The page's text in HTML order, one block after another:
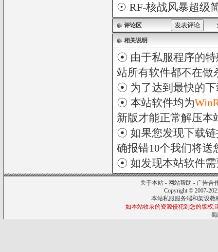
☉ RF-核战风暴超级
评论区
相关说明
☉ 由于私服程序的特
站所有软件都不在做
☉ 为了达到最快的
☉ 本站软件均为
新版才能正常解压本
☉ 如果您发现下载链
确报错10个我们将送
☉ 如发现本站软件
关于本站- 网站帮助 - 广告合
Copyright © 2007-
本站私服服务端和架设教
如本站收录的资源侵犯到您的版权,
蜀